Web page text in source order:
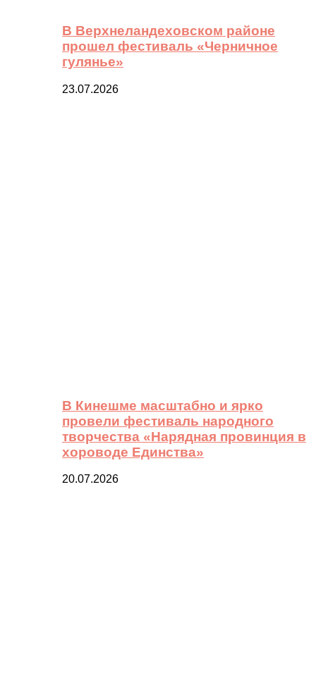
В Верхнеландеховском районе
прошел фестиваль «Черничное
гулянье»
23.07.2026
В Кинешме масштабно и ярко
провели фестиваль народного
творчества «Нарядная провинция в
хороводе Единства»
20.07.2026